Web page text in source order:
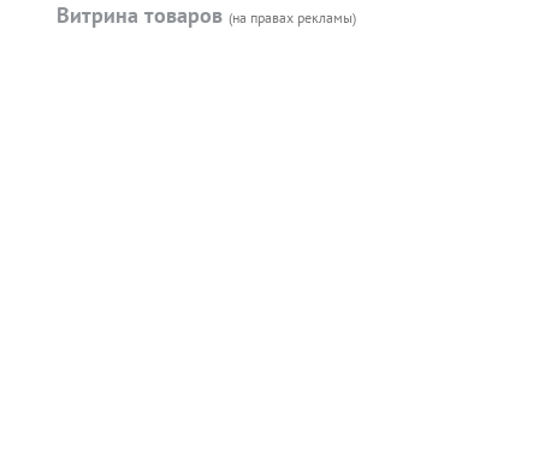
Витрина товаров (на правах рекламы)